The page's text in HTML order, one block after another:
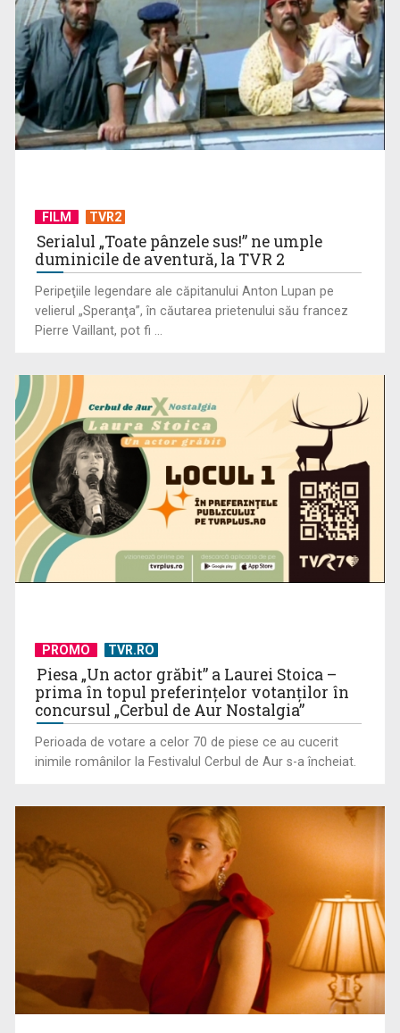
Tenis internațional la Târgu Mureș! TVR Sport transmite
finalele AXERIA Open ...
TVR Sport transmite în direct semifinalele și finalele
Conference League: Rezultate din turul 2 preliminar
FILM TVR2
Serialul „Toate pânzele sus!” ne umple
duminicile de aventură, la TVR 2
Peripeţiile legendare ale căpitanului Anton Lupan pe
velierul „Speranţa”, în căutarea prietenului său francez
Pierre Vaillant, pot fi ...
PROMO TVR.RO
Piesa „Un actor grăbit” a Laurei Stoica –
prima în topul preferinţelor votanţilor în
concursul „Cerbul de Aur Nostalgia”
Perioada de votare a celor 70 de piese ce au cucerit
inimile românilor la Festivalul Cerbul de Aur s-a încheiat.